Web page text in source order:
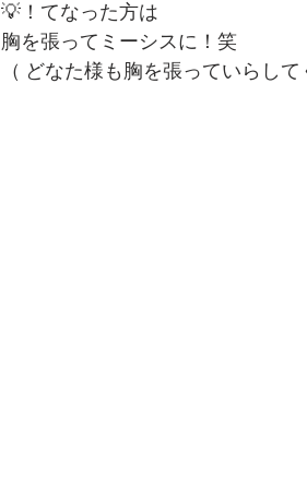
💡！てなった方は
胸を張ってミーシスに！笑
（ どなた様も胸を張っていらして